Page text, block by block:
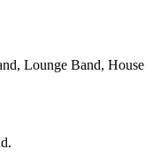
Lounge Band, House